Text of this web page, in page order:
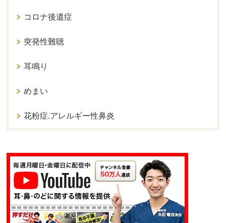
コロナ後遺症
突発性難聴
耳鳴り
めまい
花粉症.アレルギー性鼻炎